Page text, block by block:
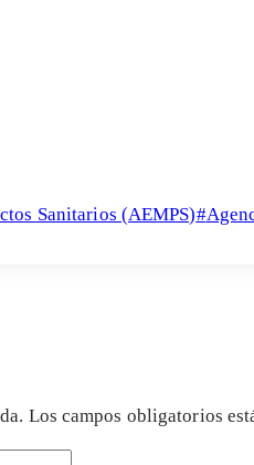
Sanitarios (AEMPS)#
Los campos obligatorios